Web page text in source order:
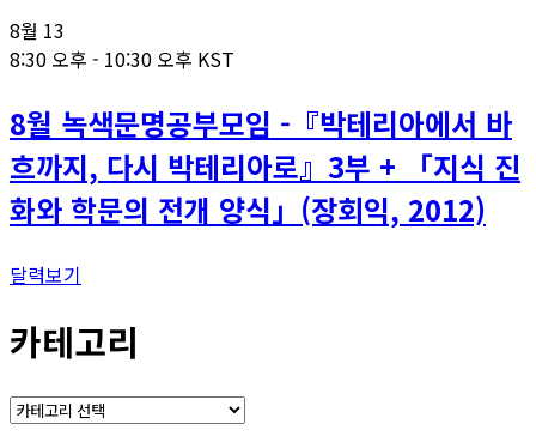
8월 13
8:30 오후 - 10:30 오후 KST
8월 녹색문명공부모임 -『박테리아에서 바
흐까지, 다시 박테리아로』3부 + 「지식 진
화와 학문의 전개 양식」(장회익, 2012)
달력보기
카테고리
카